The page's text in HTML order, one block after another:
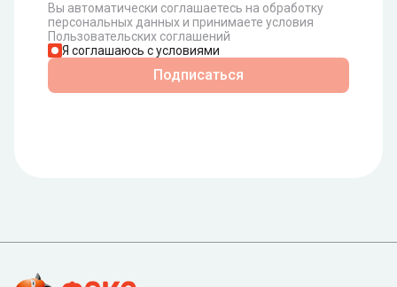
Вы автоматически соглашаетесь на обработку
персональных данных и принимаете условия
Пользовательских соглашений
Я соглашаюсь с условиями
Подписаться